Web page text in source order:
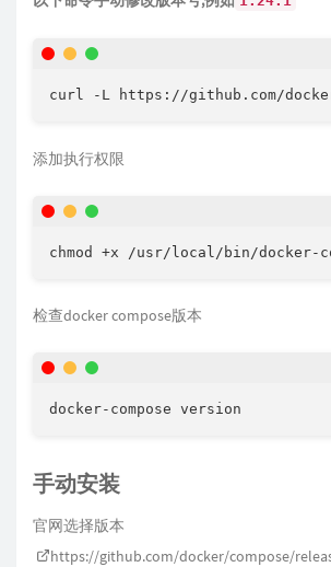
curl -L https://github.com/
添加执行权限
chmod +x /usr/local/bin/docker-
检查docker compose版本
docker-compose version
手动安装
官网选择版本
https://github.com/docker/compose/